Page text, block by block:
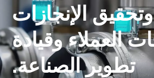
الإنجازات
العملاء وقيادة
تطوير الصناعة.